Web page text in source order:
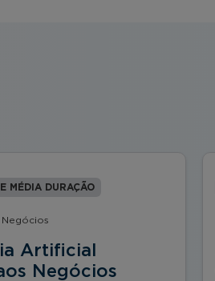
MÉDIA DURAÇÃO
Artificial
Negócios